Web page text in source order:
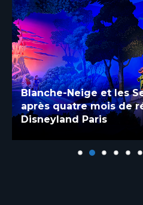
Blanche-Neige et les
après quatre mois de
Disneyland Paris